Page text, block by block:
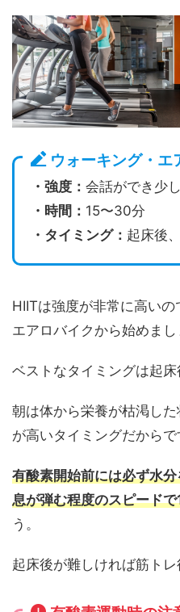
ウォーキング・エ
・強度： 会話ができ少
・時間： 15〜30分
・タイミング： 起床後
HIITは強度が非常に高い
エアロバイクから始めまし
ベストなタイミングは起床
朝は体から栄養が枯渇し
が高いタイミングだからで
有酸素開始前には必ず水
息が弾む程度のスピード
う。
起床後が難しければ筋トレ